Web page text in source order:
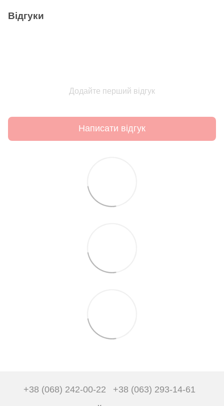
Відгуки
Додайте перший відгук
Написати відгук
+38 (068) 242-00-22 +38 (063) 293-14-61